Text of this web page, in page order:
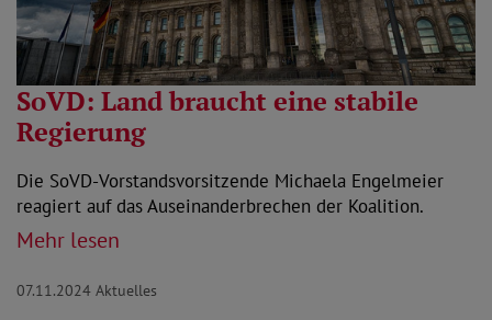
SoVD: Land braucht eine stabile
Regierung
Die SoVD-Vorstandsvorsitzende Michaela Engelmeier
reagiert auf das Auseinanderbrechen der Koalition.
Mehr lesen
07.11.2024 Aktuelles